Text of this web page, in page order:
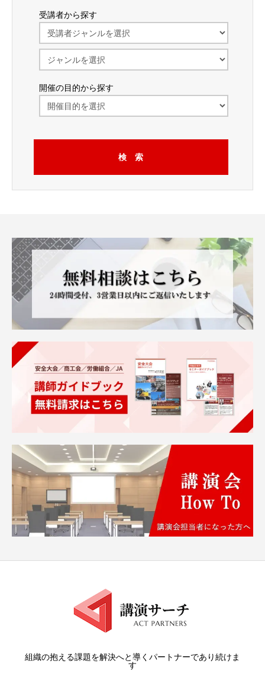
受講者から探す
開催の目的から探す
組織の抱える課題を解決へと導くパートナーであり続けま
す